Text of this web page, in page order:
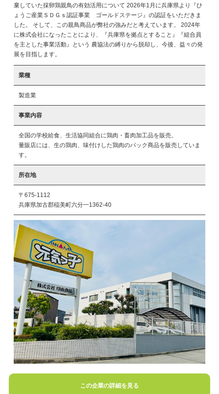
棄していた採卵鶏親鳥の有効活用について 2026年1月に兵庫県より『ひ
ょうご産業ＳＤＧｓ認証事業 ゴールドステージ』の認証をいただきま
した。 そして、この親鳥商品が弊社の強みだと考えています。 2024年
に株式会社になったことにより、『兵庫県を拠点とすること』『組合員
を主とした事業活動』という 農協法の縛りから脱却し、今後、益々の発
展を目指します。
業種
製造業
事業内容
全国の学校給食、生活協同組合に鶏肉・畜肉加工品を販売。
量販店には、生の鶏肉、味付けした鶏肉のパック商品を販売していま
所在地
〒675-1112
兵庫県加古郡稲美町六分一1362-40
この企業の詳細を見る